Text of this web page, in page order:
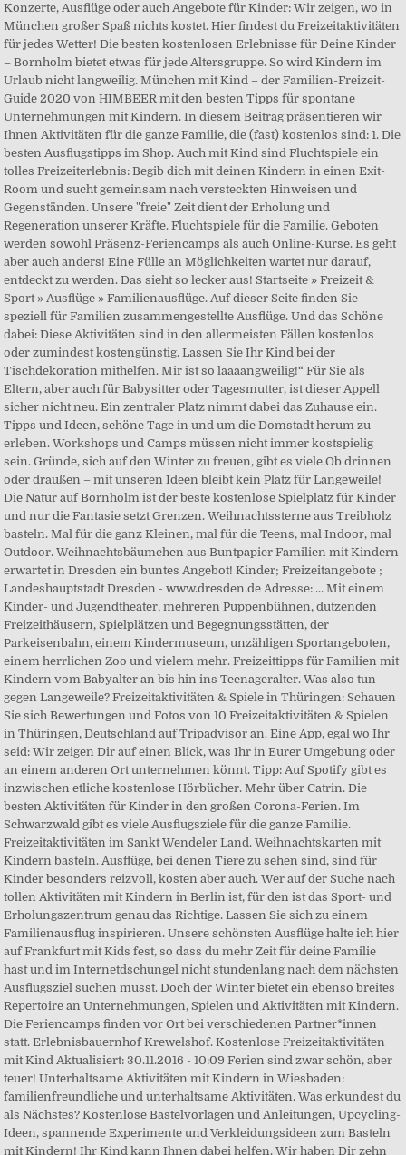
Konzerte, Ausflüge oder auch Angebote für Kinder: Wir zeigen, wo in
München großer Spaß nichts kostet. Hier findest du Freizeitaktivitäten
für jedes Wetter! Die besten kostenlosen Erlebnisse für Deine Kinder
– Bornholm bietet etwas für jede Altersgruppe. So wird Kindern im
Urlaub nicht langweilig. München mit Kind – der Familien-Freizeit-
Guide 2020 von HIMBEER mit den besten Tipps für spontane
Unternehmungen mit Kindern. In diesem Beitrag präsentieren wir
Ihnen Aktivitäten für die ganze Familie, die (fast) kostenlos sind: 1. Die
besten Ausflugstipps im Shop. Auch mit Kind sind Fluchtspiele ein
tolles Freizeiterlebnis: Begib dich mit deinen Kindern in einen Exit-
Room und sucht gemeinsam nach versteckten Hinweisen und
Gegenständen. Unsere "freie" Zeit dient der Erholung und
Regeneration unserer Kräfte. Fluchtspiele für die Familie. Geboten
werden sowohl Präsenz-Feriencamps als auch Online-Kurse. Es geht
aber auch anders! Eine Fülle an Möglichkeiten wartet nur darauf,
entdeckt zu werden. Das sieht so lecker aus! Startseite » Freizeit &
Sport » Ausflüge » Familienausflüge. Auf dieser Seite finden Sie
speziell für Familien zusammengestellte Ausflüge. Und das Schöne
dabei: Diese Aktivitäten sind in den allermeisten Fällen kostenlos
oder zumindest kostengünstig. Lassen Sie Ihr Kind bei der
Tischdekoration mithelfen. Mir ist so laaaangweilig!“ Für Sie als
Eltern, aber auch für Babysitter oder Tagesmutter, ist dieser Appell
sicher nicht neu. Ein zentraler Platz nimmt dabei das Zuhause ein.
Tipps und Ideen, schöne Tage in und um die Domstadt herum zu
erleben. Workshops und Camps müssen nicht immer kostspielig
sein. Gründe, sich auf den Winter zu freuen, gibt es viele.Ob drinnen
oder draußen – mit unseren Ideen bleibt kein Platz für Langeweile!
Die Natur auf Bornholm ist der beste kostenlose Spielplatz für Kinder
und nur die Fantasie setzt Grenzen. Weihnachtssterne aus Treibholz
basteln. Mal für die ganz Kleinen, mal für die Teens, mal Indoor, mal
Outdoor. Weihnachtsbäumchen aus Buntpapier Familien mit Kindern
erwartet in Dresden ein buntes Angebot! Kinder; Freizeitangebote ;
Landeshauptstadt Dresden - www.dresden.de Adresse: ... Mit einem
Kinder- und Jugendtheater, mehreren Puppenbühnen, dutzenden
Freizeithäusern, Spielplätzen und Begegnungsstätten, der
Parkeisenbahn, einem Kindermuseum, unzähligen Sportangeboten,
einem herrlichen Zoo und vielem mehr. Freizeittipps für Familien mit
Kindern vom Babyalter an bis hin ins Teenageralter. Was also tun
gegen Langeweile? Freizeitaktivitäten & Spiele in Thüringen: Schauen
Sie sich Bewertungen und Fotos von 10 Freizeitaktivitäten & Spielen
in Thüringen, Deutschland auf Tripadvisor an. Eine App, egal wo Ihr
seid: Wir zeigen Dir auf einen Blick, was Ihr in Eurer Umgebung oder
an einem anderen Ort unternehmen könnt. Tipp: Auf Spotify gibt es
inzwischen etliche kostenlose Hörbücher. Mehr über Catrin. Die
besten Aktivitäten für Kinder in den großen Corona-Ferien. Im
Schwarzwald gibt es viele Ausflugsziele für die ganze Familie.
Freizeitaktivitäten im Sankt Wendeler Land. Weihnachtskarten mit
Kindern basteln. Ausflüge, bei denen Tiere zu sehen sind, sind für
Kinder besonders reizvoll, kosten aber auch. Wer auf der Suche nach
tollen Aktivitäten mit Kindern in Berlin ist, für den ist das Sport- und
Erholungszentrum genau das Richtige. Lassen Sie sich zu einem
Familienausflug inspirieren. Unsere schönsten Ausflüge halte ich hier
auf Frankfurt mit Kids fest, so dass du mehr Zeit für deine Familie
hast und im Internetdschungel nicht stundenlang nach dem nächsten
Ausflugsziel suchen musst. Doch der Winter bietet ein ebenso breites
Repertoire an Unternehmungen, Spielen und Aktivitäten mit Kindern.
Die Feriencamps finden vor Ort bei verschiedenen Partner*innen
statt. Erlebnisbauernhof Krewelshof. Kostenlose Freizeitaktivitäten
mit Kind Aktualisiert: 30.11.2016 - 10:09 Ferien sind zwar schön, aber
teuer! Unterhaltsame Aktivitäten mit Kindern in Wiesbaden:
familienfreundliche und unterhaltsame Aktivitäten. Was erkundest du
als Nächstes? Kostenlose Bastelvorlagen und Anleitungen, Upcycling-
Ideen, spannende Experimente und Verkleidungsideen zum Basteln
mit Kindern! Ihr Kind kann Ihnen dabei helfen. Wir haben Dir zehn